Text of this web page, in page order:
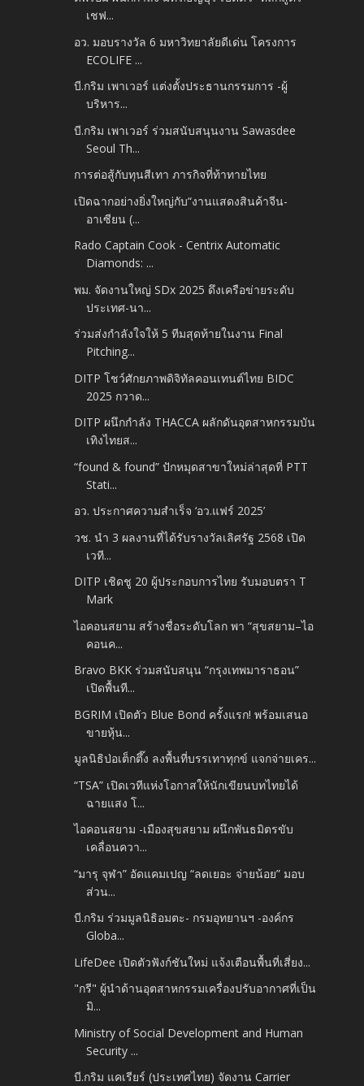
เชฟ...
อว. มอบรางวัล 6 มหาวิทยาลัยดีเด่น โครงการ
ECOLIFE ...
บี.กริม เพาเวอร์ แต่งตั้งประธานกรรมการ -​ผู้
บริหาร...
บี.กริม เพาเวอร์ ร่วมสนับสนุนงาน Sawasdee
Seoul Th...
การต่อสู้กับทุนสีเทา ภารกิจที่ท้าทายไทย
เปิดฉากอย่างยิ่งใหญ่กับ“งานแสดงสินค้าจีน-
อาเซียน (...
Rado Captain Cook -​ Centrix Automatic
Diamonds: ...
พม. จัดงานใหญ่ SDx 2025 ดึงเครือข่ายระดับ
ประเทศ-นา...
ร่วมส่งกำลังใจให้ 5 ทีมสุดท้ายในงาน Final
Pitching...
DITP โชว์ศักยภาพดิจิทัลคอนเทนต์ไทย BIDC
2025​ กวาด...
DITP ผนึกกำลัง THACCA ผลักดันอุตสาหกรรมบัน
เทิงไทยส...
“found & found” ปักหมุดสาขาใหม่ล่าสุดที่ PTT
Stati...
อว. ประกาศความสำเร็จ ‘อว.แฟร์ 2025’
วช. นำ 3 ผลงานที่ได้รับรางวัลเลิศรัฐ 2568 เปิด
เวที...
DITP เชิดชู 20 ผู้ประกอบการไทย รับมอบตรา T
Mark
ไอคอนสยาม สร้างชื่อระดับโลก​ พา “สุขสยาม–ไอ
คอนค...
Bravo BKK ร่วมสนับสนุน “กรุงเทพมาราธอน”
เปิดพื้นที...
BGRIM เปิดตัว Blue Bond ครั้งแรก! พร้อมเสนอ
ขายหุ้น...
มูลนิธิป่อเต็กตึ๊ง ลงพื้นที่บรรเทาทุกข์ แจกจ่ายเคร...
“TSA” เปิดเวทีแห่งโอกาสให้นักเขียนบทไทยได้
ฉายแสง โ...
ไอคอนสยาม -​เมืองสุขสยาม ผนึกพันธมิตรขับ
เคลื่อนควา...
“มารุ จุฬา” อัดแคมเปญ “ลดเยอะ จ่ายน้อย” มอบ
ส่วน...
บี.กริม ร่วมมูลนิธิอมตะ- กรมอุทยานฯ -​องค์กร
Globa...
LifeDee เปิดตัวฟังก์ชันใหม่ แจ้งเตือนพื้นที่เสี่ยง...
"กรี" ผู้นำด้านอุตสาหกรรมเครื่องปรับอากาศที่เป็น
มิ...
Ministry of Social Development and Human
Security ...
บี.กริม แคเรียร์ (ประเทศไทย) จัดงาน Carrier